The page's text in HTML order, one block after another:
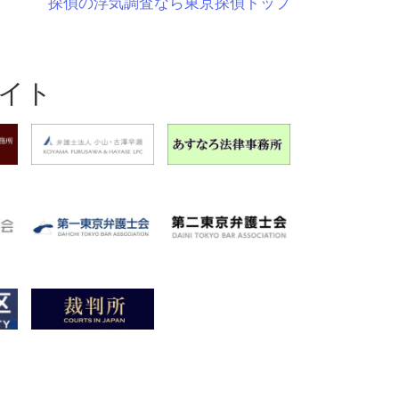
ト